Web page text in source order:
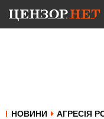
НОВИНИ АГРЕСІЯ